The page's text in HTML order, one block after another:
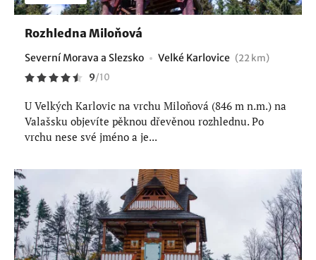
Rozhledna Miloňová
Severní Morava a Slezsko Velké Karlovice (22 km)
9/10
U Velkých Karlovic na vrchu Miloňová (846 m n.m.) na
Valašsku objevíte pěknou dřevěnou rozhlednu. Po
vrchu nese své jméno a je...